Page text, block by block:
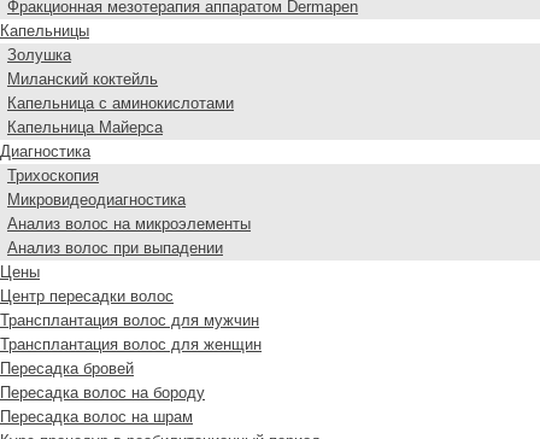
Фракционная мезотерапия аппаратом Dermapen
Капельницы
Золушка
Миланский коктейль
Капельница с аминокислотами
Капельница Майерса
Диагностика
Трихоскопия
Микровидеодиагностика
Анализ волос на микроэлементы
Анализ волос при выпадении
Цены
Центр пересадки волос
Трансплантация волос для мужчин
Трансплантация волос для женщин
Пересадка бровей
Пересадка волос на бороду
Пересадка волос на шрам